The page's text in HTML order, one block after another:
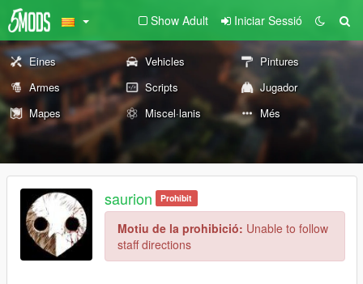
Show Adult Iniciar Sessió
Eines Vehicles
Pintures
Armes
Scripts
Jugador
Mapes
Miscel·lanis Més
saurion Prohibit
Motiu de la prohibició: Unable to follow
staff directions